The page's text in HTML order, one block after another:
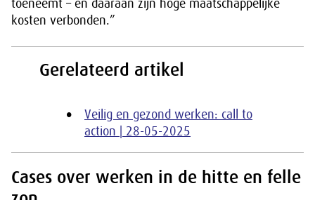
toeneemt – en daaraan zijn hoge maatschappelijke
kosten verbonden.”
Gerelateerd artikel
Veilig en gezond werken: call to
action | 28-05-2025
Cases over werken in de hitte en felle